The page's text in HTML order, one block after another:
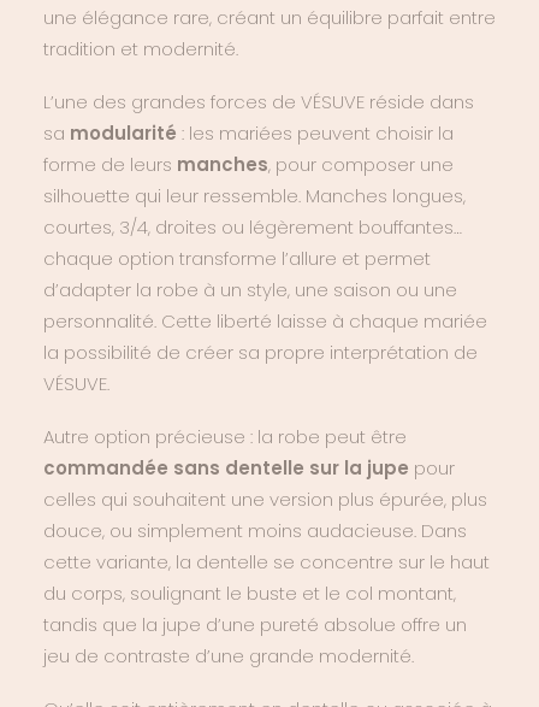
une élégance rare, créant un équilibre parfait entre
tradition et modernité.
L’une des grandes forces de VÉSUVE réside dans
sa modularité : les mariées peuvent choisir la
forme de leurs manches, pour composer une
silhouette qui leur ressemble. Manches longues,
courtes, 3/4, droites ou légèrement bouffantes…
chaque option transforme l’allure et permet
d’adapter la robe à un style, une saison ou une
personnalité. Cette liberté laisse à chaque mariée
la possibilité de créer sa propre interprétation de
VÉSUVE.
Autre option précieuse : la robe peut être
commandée sans dentelle sur la jupe pour
celles qui souhaitent une version plus épurée, plus
douce, ou simplement moins audacieuse. Dans
cette variante, la dentelle se concentre sur le haut
du corps, soulignant le buste et le col montant,
tandis que la jupe d’une pureté absolue offre un
jeu de contraste d’une grande modernité.